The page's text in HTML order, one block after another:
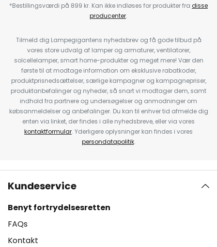
*Bestillingsværdi på 899 kr. Kan ikke indløses for produkter fra disse
producenter.
Tilmeld dig Lampegigantens nyhedsbrev og få gode tilbud på
vores store udvalg af lamper og armaturer, ventilatorer,
solcellelamper, smart home-produkter og meget mere! Vær den
første til at modtage information om eksklusive rabatkoder,
produktprisnedsættelser, særlige kampagner og kampagnepriser,
produktanbefalinger og nyheder, så snart vi modtager dem, samt
indhold fra partnere og undersøgelser og anmodninger om
købsanmeldelser og anbefalinger. Du kan til enhver tid afmelde dig
enten via linket, der findes i alle nyhedsbreve, eller via vores
kontaktformular. Yderligere oplysninger kan findes i vores
persondatapolitik.
Kundeservice
Benyt fortrydelsesretten
FAQs
Kontakt